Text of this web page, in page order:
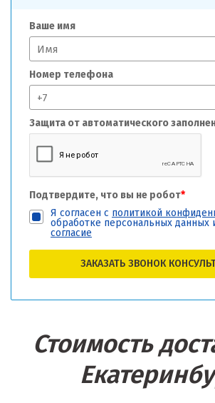
Ваше имя
Номер телефона
Защита от автоматического
Подтвердите, что вы не робот*
Я согласен с политикой
обработке персональных данных
согласие
ЗАКАЗАТЬ ЗВОНОК
Стоимость